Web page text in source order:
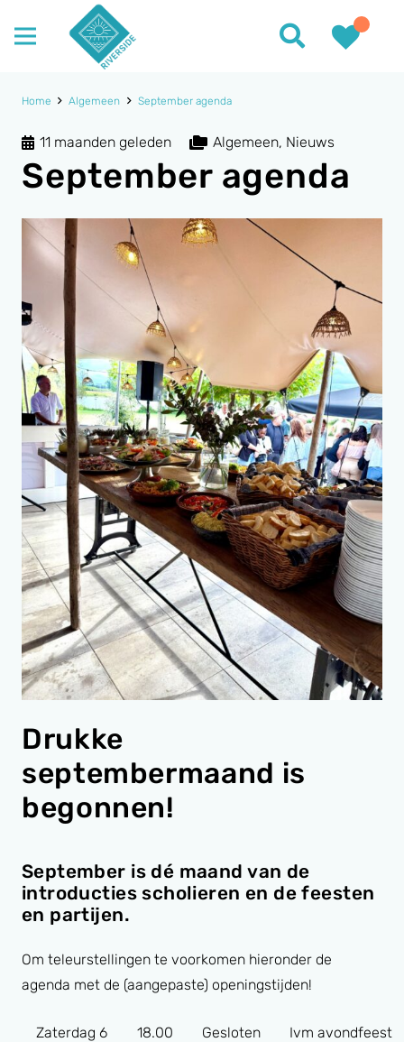
Home Algemeen September agenda
11 maanden geleden Algemeen, Nieuws
September agenda
Drukke
septembermaand is
begonnen!
September is dé maand van de
introducties scholieren en de feesten
en partijen.
Om teleurstellingen te voorkomen hieronder de
agenda met de (aangepaste) openingstijden!
Zaterdag 6
18.00
Gesloten Ivm avondfeest